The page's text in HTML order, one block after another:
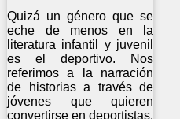
Quizá un género que se
eche de menos en la
literatura infantil y juvenil
es el deportivo. Nos
referimos a la narración
de historias a través de
jóvenes que quieren
convertirse en deportistas,